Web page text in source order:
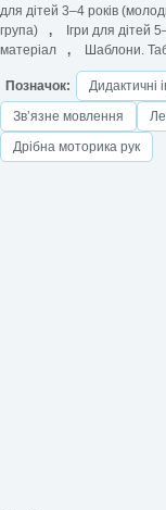
для дітей 3–4 років
група)
, Ігри для дітей
матеріал
, Шаблони.
Позначок: Дидактичні
Звʼязне мовлення
Дрібна моторика рук